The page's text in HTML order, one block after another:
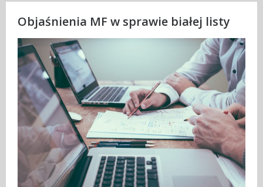
Objaśnienia MF w sprawie białej listy